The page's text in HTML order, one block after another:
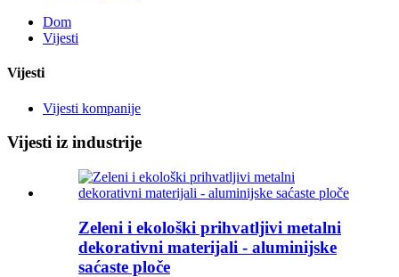
Dom
Vijesti
Vijesti
Vijesti kompanije
Vijesti iz industrije
Zeleni i ekološki prihvatljivi metalni
dekorativni materijali - aluminijske
saćaste ploče